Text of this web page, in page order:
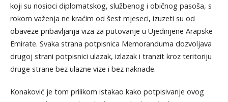
koji su nosioci diplomatskog, službenog i običnog pasoša, s
rokom važenja ne kraćim od šest mjeseci, izuzeti su od
obaveze pribavljanja viza za putovanje u Ujedinjene Arapske
Emirate. Svaka strana potpisnica Memoranduma dozvoljava
drugoj strani potpisnici ulazak, izlazak i tranzit kroz teritoriju
druge strane bez ulazne vize i bez naknade.
Konaković je tom prilikom istakao kako potpisivanje ovog